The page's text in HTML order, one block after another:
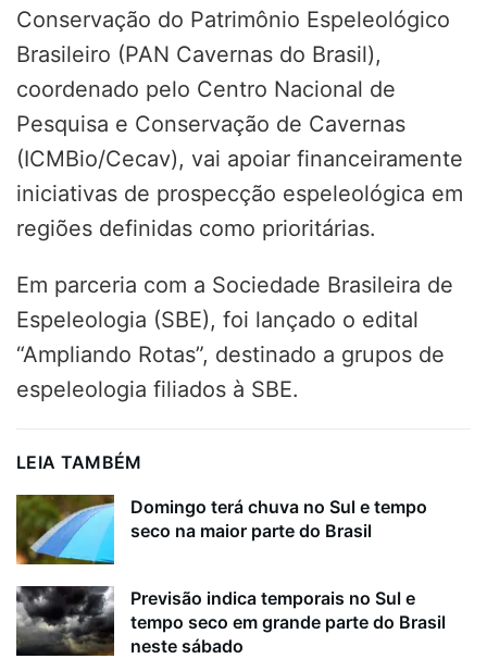
Conservação do Patrimônio Espeleológico
Brasileiro (PAN Cavernas do Brasil),
coordenado pelo Centro Nacional de
Pesquisa e Conservação de Cavernas
(ICMBio/Cecav), vai apoiar financeiramente
iniciativas de prospecção espeleológica em
regiões definidas como prioritárias.
Em parceria com a Sociedade Brasileira de
Espeleologia (SBE), foi lançado o edital
“Ampliando Rotas”, destinado a grupos de
espeleologia filiados à SBE.
LEIA TAMBÉM
Domingo terá chuva no Sul e tempo
seco na maior parte do Brasil
Previsão indica temporais no Sul e
tempo seco em grande parte do Brasil
neste sábado